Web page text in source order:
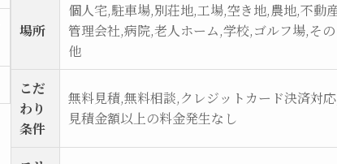
場所
個人宅,駐車場,別荘地,工場,空き地,農地,不動
管理会社,病院,老人ホーム,学校,ゴルフ場,その
他
こだ
わり
条件
無料見積,無料相談,クレジットカード決済対
見積金額以上の料金発生なし